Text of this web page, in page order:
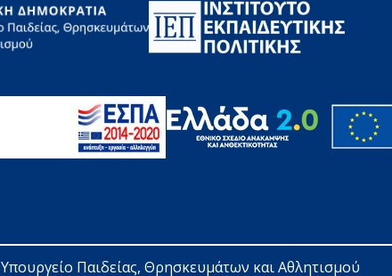
Υπουργείο Παιδείας, Θρησκευμάτων και Αθλητισμού